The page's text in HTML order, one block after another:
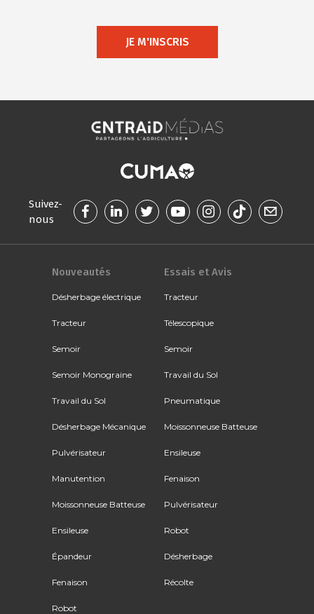
JE M'INSCRIS
Suivez-
nous
Nouveautés
Désherbage électrique
Tracteur
Semoir
Semoir Monograine
Travail du Sol
Désherbage Mécanique
Pulvérisateur
Manutention
Moissonneuse Batteuse
Ensileuse
Épandeur
Fenaison
Robot
Essais et Avis
Tracteur
Télescopique
Semoir
Travail du Sol
Pneumatique
Moissonneuse Batteuse
Ensileuse
Fenaison
Pulvérisateur
Robot
Désherbage
Récolte